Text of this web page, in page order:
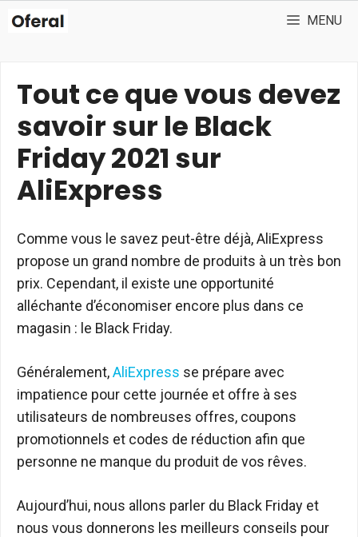
MENU
Tout ce que vous devez
savoir sur le Black
Friday 2021 sur
AliExpress
Comme vous le savez peut-être déjà, AliExpress
propose un grand nombre de produits à un très bon
prix. Cependant, il existe une opportunité
alléchante d’économiser encore plus dans ce
magasin : le Black Friday.
Généralement,AliExpress se prépare avec
impatience pour cette journée et offre à ses
utilisateurs de nombreuses offres, coupons
promotionnels et codes de réduction afin que
personne ne manque du produit de vos rêves.
Aujourd’hui, nous allons parler du Black Friday et
nous vous donnerons les meilleurs conseils pour